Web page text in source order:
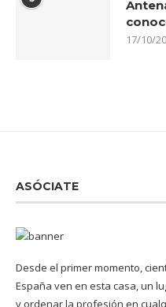
17/10/
ASÓCIATE
Desde el primer momento,
España ven en esta casa, un
y ordenar la profesión en